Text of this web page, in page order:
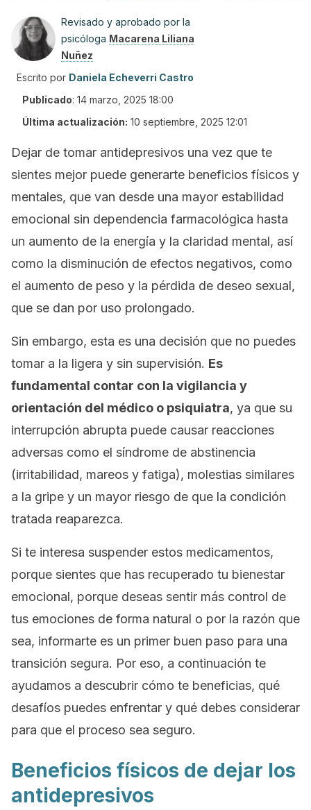
Revisado y aprobado por la
psicóloga Macarena Liliana
Nuñez
Escrito por Daniela Echeverri Castro
Publicado: 14 marzo, 2025 18:00
Última actualización: 10 septiembre, 2025 12:01
Dejar de tomar antidepresivos una vez que te
sientes mejor puede generarte beneficios físicos y
mentales, que van desde una mayor estabilidad
emocional sin dependencia farmacológica hasta
un aumento de la energía y la claridad mental, así
como la disminución de efectos negativos, como
el aumento de peso y la pérdida de deseo sexual,
que se dan por uso prolongado.
Sin embargo, esta es una decisión que no puedes
tomar a la ligera y sin supervisión. Es
fundamental contar con la vigilancia y
orientación del médico o psiquiatra, ya que su
interrupción abrupta puede causar reacciones
adversas como el síndrome de abstinencia
(irritabilidad, mareos y fatiga), molestias similares
a la gripe y un mayor riesgo de que la condición
tratada reaparezca.
Si te interesa suspender estos medicamentos,
porque sientes que has recuperado tu bienestar
emocional, porque deseas sentir más control de
tus emociones de forma natural o por la razón que
sea, informarte es un primer buen paso para una
transición segura. Por eso, a continuación te
ayudamos a descubrir cómo te beneficias, qué
desafíos puedes enfrentar y qué debes considerar
para que el proceso sea seguro.
Beneficios físicos de dejar los
antidepresivos